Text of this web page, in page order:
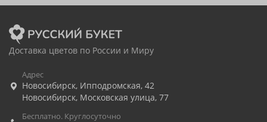
Доставка цветов по России и Миру
Адрес
Новосибирск, Ипподромская, 42
Новосибирск, Московская улица, 77
Бесплатно. Круглосуточно